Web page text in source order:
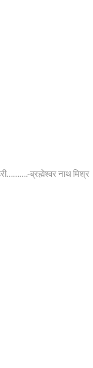
ब्रह्मेश्वर नाथ मिश्र